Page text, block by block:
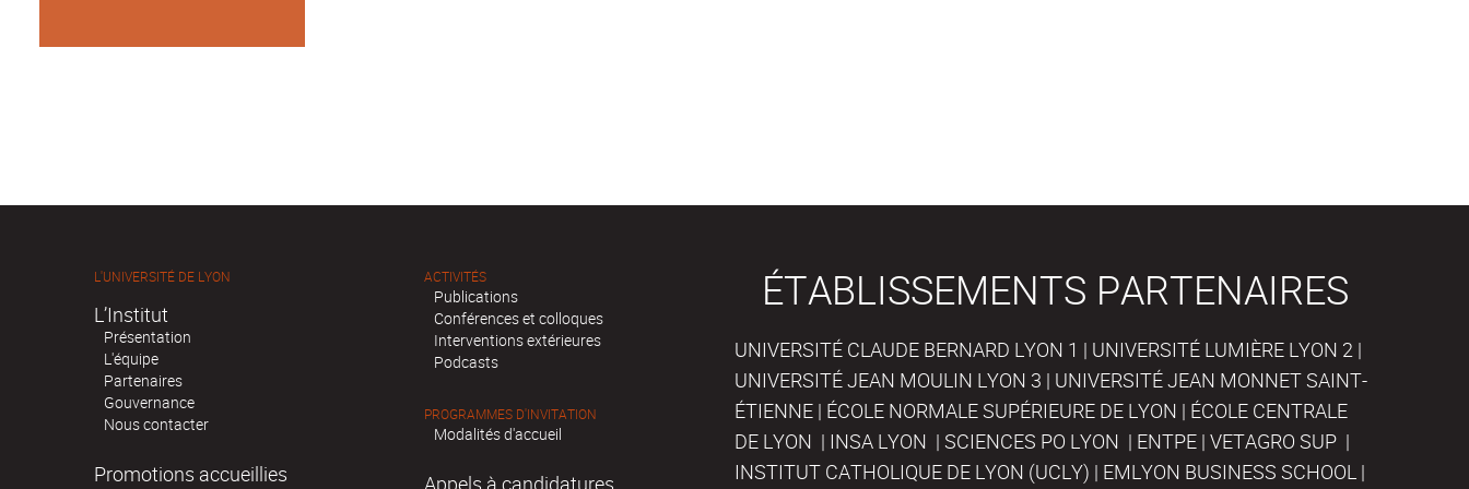
L'UNIVERSITÉ DE LYON
L’Institut
Présentation
L'équipe
Partenaires
Gouvernance
Nous contacter
Promotions accueillies
ACTIVITÉS
Publications
Conférences et colloques
Interventions extérieures
Podcasts
PROGRAMMES D'INVITATION
Modalités d'accueil
ÉTABLISSEMENTS PARTENAIRES
UNIVERSITÉ CLAUDE BERNARD LYON 1 | UNIVERSITÉ LUMIÈRE LYON 2 |
UNIVERSITÉ JEAN MOULIN LYON 3 | UNIVERSITÉ JEAN MONNET SAINT-
ÉTIENNE | ÉCOLE NORMALE SUPÉRIEURE DE LYON | ÉCOLE CENTRALE
DE LYON | INSA LYON | SCIENCES PO LYON | ENTPE | VETAGRO SUP |
INSTITUT CATHOLIQUE DE LYON (UCLY) | EMLYON BUSINESS SCHOOL |